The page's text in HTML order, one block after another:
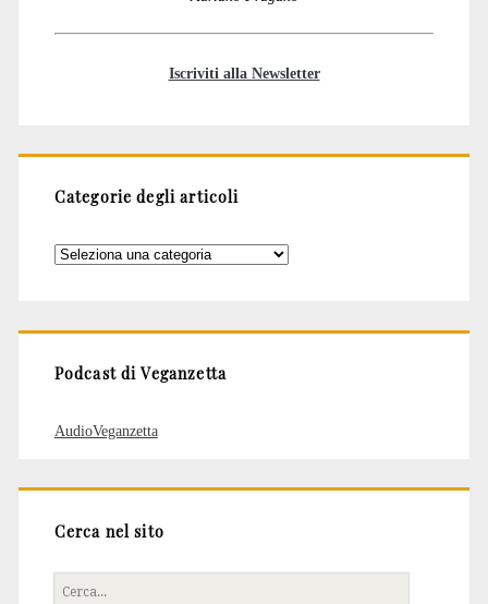
Iscriviti alla Newsletter
Categorie degli articoli
Categorie
Podcast di Veganzetta
AudioVeganzetta
Cerca nel sito
Cerca